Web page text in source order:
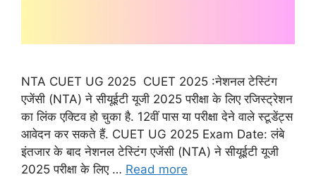
NTA CUET UG 2025 CUET 2025 :नेशनल टेस्टिंग
एजेंसी (NTA) ने सीयूईटी यूजी 2025 परीक्षा के लिए रजिस्ट्रेशन
का लिंक एक्टिव हो चुका है. 12वीं पास या परीक्षा देने वाले स्टूडेंट्स
आवेदन कर सकते हैं. CUET UG 2025 Exam Date: लंबे
इंतजार के बाद नेशनल टेस्टिंग एजेंसी (NTA) ने सीयूईटी यूजी
2025 परीक्षा के लिए … Read more